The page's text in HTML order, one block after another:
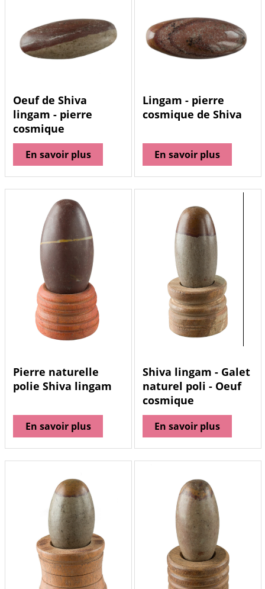
Oeuf de Shiva
lingam - pierre
cosmique
En savoir plus
Lingam - pierre
cosmique de Shiva
En savoir plus
Pierre naturelle
polie Shiva lingam
En savoir plus
Shiva lingam - Galet
naturel poli - Oeuf
cosmique
En savoir plus